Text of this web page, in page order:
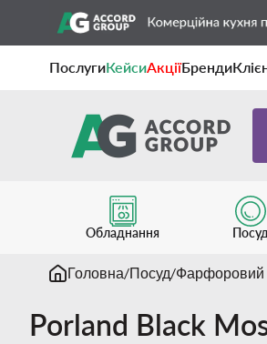
ПослугиКейсиАкціїБренди
Обладнання Посуд
Головна Посуд Фарфоровий
Porland Black